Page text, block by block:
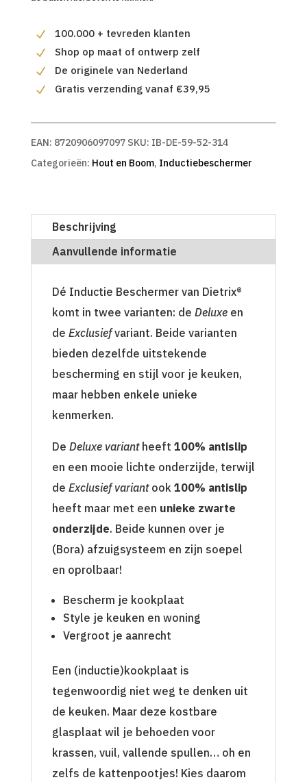
100.000 + tevreden klanten
Shop op maat of ontwerp zelf
De originele van Nederland
Gratis verzending vanaf €39,95
EAN: 8720906097097 SKU: IB-DE-59-52-314
Categorieën: Hout en Boom, Inductiebeschermer
Beschrijving
Aanvullende informatie
Dé Inductie Beschermer van Dietrix®
komt in twee varianten: de Deluxeen
de Exclusiefvariant. Beide varianten
bieden dezelfde uitstekende
bescherming en stijl voor je keuken,
maar hebben enkele unieke
kenmerken.
De Deluxe variantheeft 100% antislip
en een mooie lichte onderzijde, terwijl
de Exclusief variantook 100% antislip
heeft maar met een unieke zwarte
onderzijde. Beide kunnen over je
(Bora) afzuigsysteem en zijn soepel
en oprolbaar!
Bescherm je kookplaat
Style je keuken en woning
Vergroot je aanrecht
Een (inductie)kookplaat is
tegenwoordig niet weg te denken uit
de keuken. Maar deze kostbare
glasplaat wil je behoeden voor
krassen, vuil, vallende spullen… oh en
zelfs de kattenpootjes! Kies daarom